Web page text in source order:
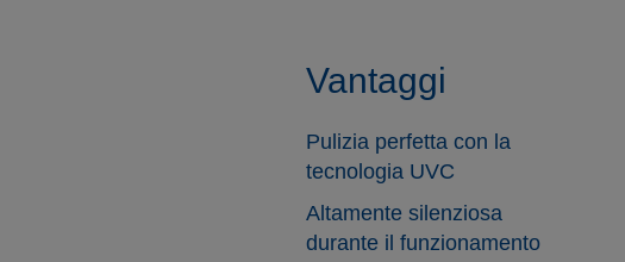
Vantaggi
Pulizia perfetta con la
tecnologia UVC
Altamente silenziosa
durante il funzionamento